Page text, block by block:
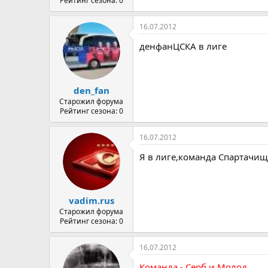
den_fan
Старожил форума
Рейтинг сезона: 0
16.07.2012
денфанЦСКА в лиге
vadim.rus
Старожил форума
Рейтинг сезона: 0
16.07.2012
Я в лиге,команда
16.07.2012